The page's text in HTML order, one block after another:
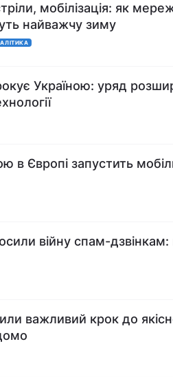
мобілізація: як
найважчу зиму
Україною: уряд
в Європі запустить
війну спам-
важливий крок до